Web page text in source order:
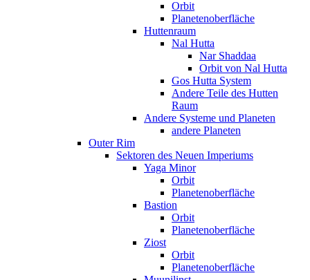
Orbit
Planetenoberfläche
Huttenraum
Nal Hutta
Nar Shaddaa
Orbit von Nal Hutta
Gos Hutta System
Andere Teile des Hutten
Raum
Andere Systeme und Planeten
andere Planeten
Outer Rim
Sektoren des Neuen Imperiums
Yaga Minor
Orbit
Planetenoberfläche
Bastion
Orbit
Planetenoberfläche
Ziost
Orbit
Planetenoberfläche